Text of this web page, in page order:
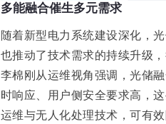
多能融合催生多元需求
随着新型电力系统建设深化，
也推动了技术需求的持续升级
李棉刚从运维视角强调，光储
时响应、用户侧安全要求高，
运维与无人化处理技术，可有